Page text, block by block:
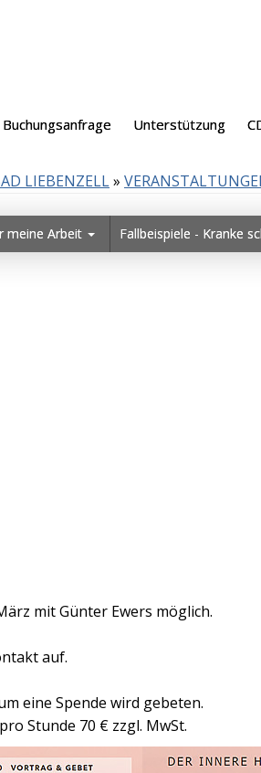
Unterstützung
LIEBENZELL»
meine Arbeit Fallbeispiele - Kranke
mit Günter Ewers möglich.
auf.
eine Spende wird gebeten.
Stunde 70 € zzgl. MwSt.